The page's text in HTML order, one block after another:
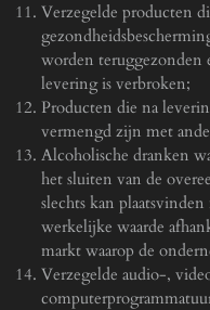
Verzegelde producten
worden teruggezonden
levering is verbroken;
Producten die na
vermengd zijn met
Alcoholische dranken
het sluiten van de
slechts kan
werkelijke waarde
markt waarop de
Verzegelde audio-,